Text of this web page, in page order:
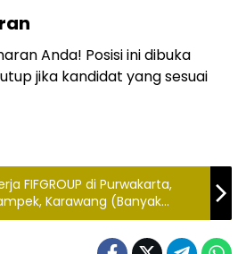
Anda! Posisi ini dibuka
jika kandidat yang sesuai
FIFGROUP di Purwakarta,
Karawang (Banyak